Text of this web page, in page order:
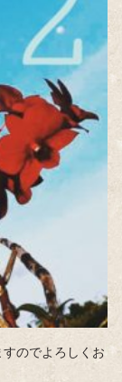
すのでよろしくお